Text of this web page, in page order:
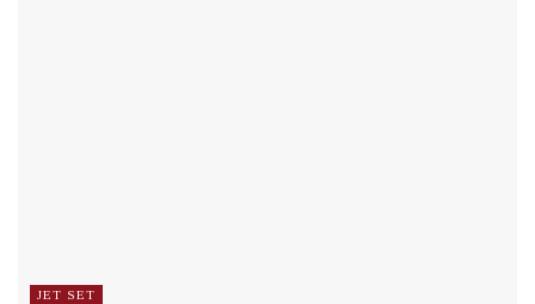
JET SET